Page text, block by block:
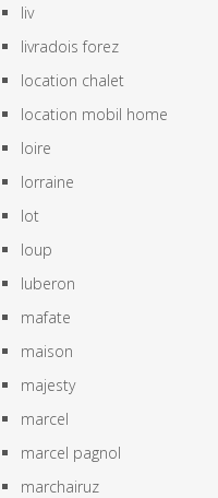
liv
livradois forez
location chalet
location mobil home
loire
lorraine
lot
loup
luberon
mafate
maison
majesty
marcel
marcel pagnol
marchairuz